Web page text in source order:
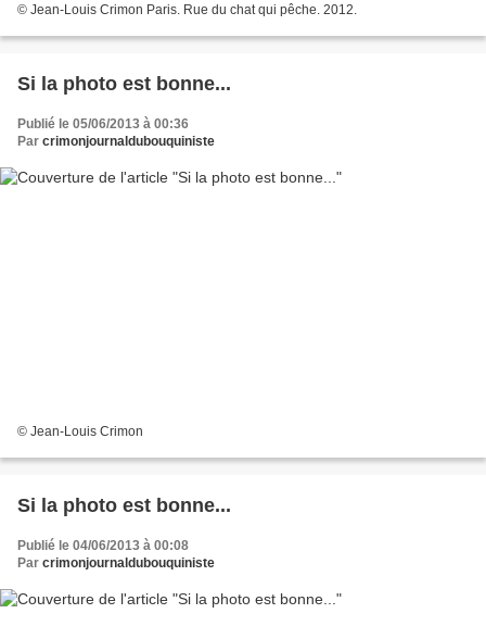
© Jean-Louis Crimon Paris. Rue du chat qui pêche. 2012.
Si la photo est bonne...
Publié le 05/06/2013 à 00:36
Par crimonjournaldubouquiniste
© Jean-Louis Crimon
Si la photo est bonne...
Publié le 04/06/2013 à 00:08
Par crimonjournaldubouquiniste